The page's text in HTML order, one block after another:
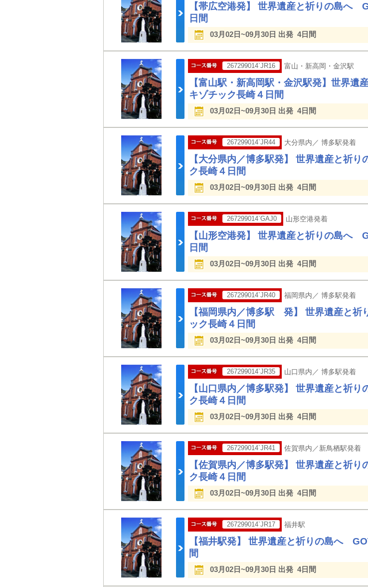
【帯広空港発】 世界遺産と祈りの島へ
日間
03月02日~09月30日 出発 4日間
267299014`JR16 富山・新高岡・金沢駅
【富山駅・新高岡駅・金沢駅発】世界
キゾチック長崎４日間
03月02日~09月30日 出発 4日間
267299014`JR44 大分県内／ 博多駅発着
【大分県内／博多駅発】 世界遺産と祈
ク長崎４日間
03月02日~09月30日 出発 4日間
267299014`GAJ0 山形空港発着
【山形空港発】 世界遺産と祈りの島へ
日間
03月02日~09月30日 出発 4日間
267299014`JR40 福岡県内／ 博多駅発着
【福岡県内／博多駅 発】 世界遺産と
ック長崎４日間
03月02日~09月30日 出発 4日間
267299014`JR35 山口県内／ 博多駅発着
【山口県内／博多駅発】 世界遺産と祈
ク長崎４日間
03月02日~09月30日 出発 4日間
267299014`JR41 佐賀県内／新鳥栖駅発着
【佐賀県内／博多駅発】 世界遺産と祈
ク長崎４日間
03月02日~09月30日 出発 4日間
267299014`JR17 福井駅
【福井駅発】 世界遺産と祈りの島へ
間
03月02日~09月30日 出発 4日間